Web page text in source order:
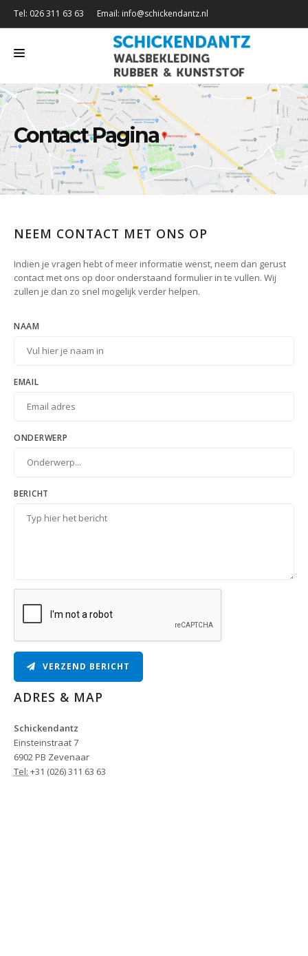
Tel: 026 311 63 63 Email: info@schickendantz.nl
HOME
RUBBER ROLLEN
PVC ROLLEN
PU ROLLEN
SLIJPEN EN PROFILEREN
CONTACT
Contact Pagina
NEEM CONTACT MET ONS OP
Indien je vragen hebt of meer informatie wenst, neem dan gerust
contact met ons op door onderstaand formulier in te vullen. Wij
zullen je dan zo snel mogelijk verder helpen.
NAAM
EMAIL
ONDERWERP
BERICHT
VERZEND BERICHT
ADRES & MAP
Schickendantz
Einsteinstraat 7
6902 PB Zevenaar
Tel: +31 (026) 311 63 63